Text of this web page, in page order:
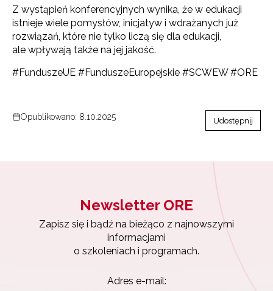
Z wystąpień konferencyjnych wynika, że w edukacji
istnieje wiele pomysłów, inicjatyw i wdrażanych już
rozwiązań, które nie tylko liczą się dla edukacji,
ale wpływają także na jej jakość.
#FunduszeUE #FunduszeEuropejskie #SCWEW #ORE
Opublikowano: 8.10.2025 Udostępnij
Newsletter ORE
Zapisz się i bądź na bieżąco z najnowszymi
informacjami
o szkoleniach i programach.
Adres e-mail:
Zapisz się i bądź na bieżąco z najnowszymi
osobowych przez ORE w celach marketingowych.
Zapisuję się